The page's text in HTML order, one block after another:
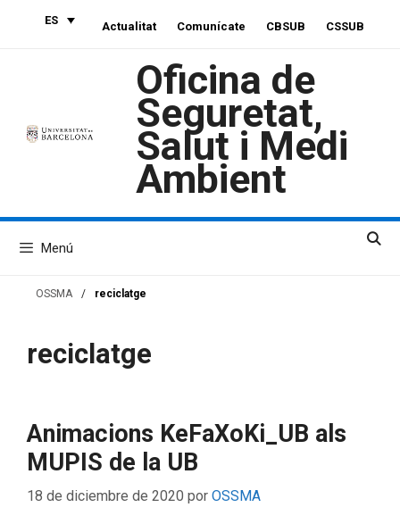
ES Actualitat Comunícate CBSUB CSSUB
Oficina de
Seguretat,
Salut i Medi
Ambient
Menú
OSSMA / reciclatge
reciclatge
Animacions KeFaXoKi_UB als
MUPIS de la UB
18 de diciembre de 2020 por OSSMA